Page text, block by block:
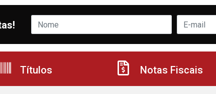
Títulos Notas Fiscais